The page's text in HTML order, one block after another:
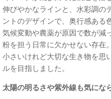
伸びやかなラインと、水彩調の
ントのデザインで、奥行感ある
気候変動や農薬が原因で数が減
粉を担う日常に欠かせない存在。
小さいけれど大切な生き物を思
ルを目指しました。
太陽の明るさや紫外線も気にな